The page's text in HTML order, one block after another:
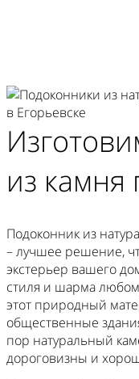
из камня
Подоконник из
– лучшее решение,
экстерьер вашего
стиля и шарма
этот природный
общественные
пор натуральный
дороговизны и